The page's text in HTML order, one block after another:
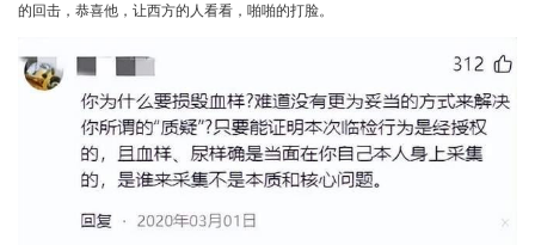
的回击，恭喜他，让西方的人看看，啪啪的打脸。